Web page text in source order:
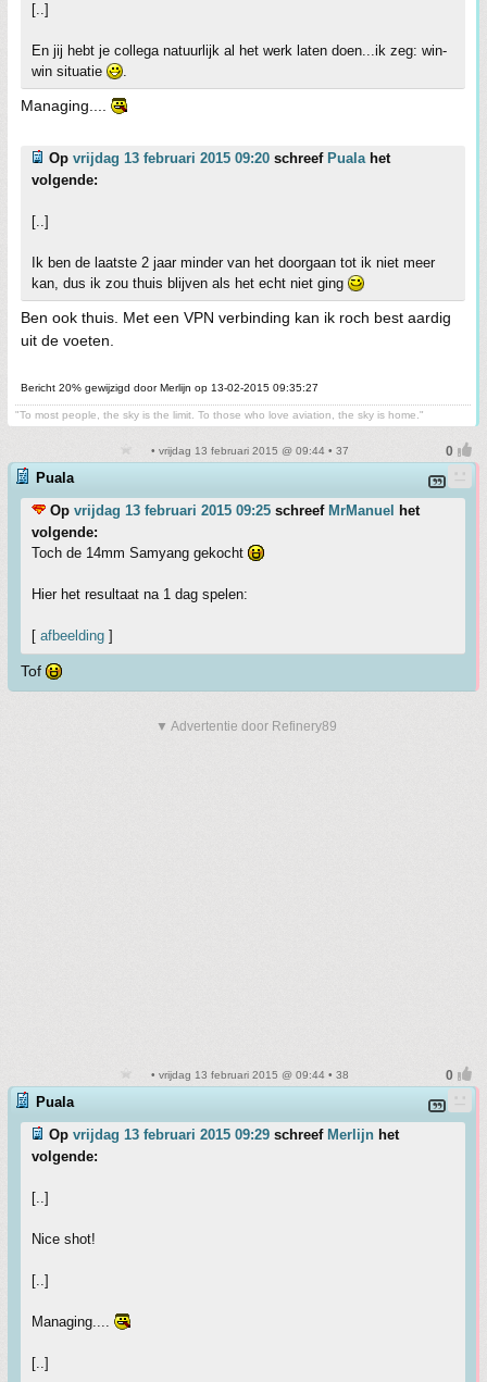
[..]
En jij hebt je collega natuurlijk al het werk laten doen...ik zeg: win-
win situatie
.
Managing....
Op vrijdag 13 februari 2015 09:20 schreef Pualahet
volgende:
[..]
Ik ben de laatste 2 jaar minder van het doorgaan tot ik niet meer
kan, dus ik zou thuis blijven als het echt niet ging
Ben ook thuis. Met een VPN verbinding kan ik roch best aardig
uit de voeten.
Bericht 20% gewijzigd door Merlijn op 13-02-2015 09:35:27
"To most people, the sky is the limit. To those who love aviation, the sky is home."
• vrijdag 13 februari 2015 @ 09:44 • 37
Puala
Op vrijdag 13 februari 2015 09:25 schreef MrManuel
het
volgende:
Toch de 14mm Samyang gekocht
Hier het resultaat na 1 dag spelen:
[ afbeelding ]
Tof
▼ Advertentie door Refinery89
• vrijdag 13 februari 2015 @ 09:44 • 38
Puala
Op vrijdag 13 februari 2015 09:29 schreef Merlijn het
volgende:
[..]
Nice shot!
[..]
Managing....
[..]